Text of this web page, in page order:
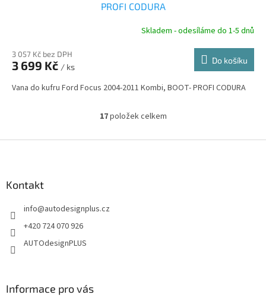
R
PROFI CODURA
Skladem - odesíláme do 1-5 dnů
3 057 Kč bez DPH
3 699 Kč / ks
Do košíku
Vana do kufru Ford Focus 2004-2011 Kombi, BOOT- PROFI CODURA
O
l
17položek celkem
Kontakt
info@autodesignplus.cz
+420 724 070 926
AUTOdesignPLUS
Informace pro vás